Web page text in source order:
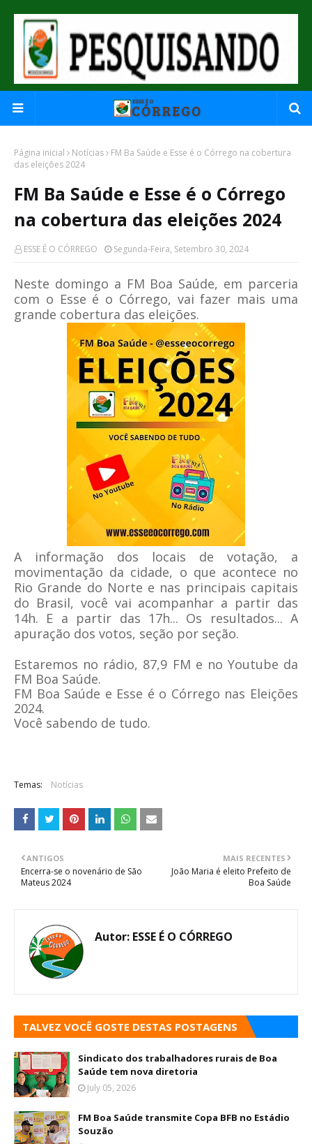
Página inicial Notícias
FM Ba Saúde e Esse é o Córrego na cobertura
das eleições 2024
FM Ba Saúde e Esse é o Córrego
na cobertura das eleições 2024
ESSE É O CÓRREGO Segunda-Feira, Setembro 30, 2024
Neste domingo a FM Boa Saúde, em parceria
com o Esse é o Córrego, vai fazer mais uma
grande cobertura das eleições.
A informação dos locais de votação, a
movimentação da cidade, o que acontece no
Rio Grande do Norte e nas principais capitais
do Brasil, você vai acompanhar a partir das
14h. E a partir das 17h... Os resultados... A
apuração dos votos, seção por seção.
Estaremos no rádio, 87,9 FM e no Youtube da
FM Boa Saúde.
FM Boa Saúde e Esse é o Córrego nas Eleições
2024.
Você sabendo de tudo.
Temas: Notícias
MAIS RECENTES
João Maria é eleito Prefeito de
Boa Saúde
ANTIGOS
Encerra-se o novenário de São
Mateus 2024
Autor: ESSE É O CÓRREGO
TALVEZ VOCÊ GOSTE DESTAS POSTAGENS
Sindicato dos trabalhadores rurais de Boa
Saúde tem nova diretoria
July 05, 2026
FM Boa Saúde transmite Copa BFB no Estádio
Souzão